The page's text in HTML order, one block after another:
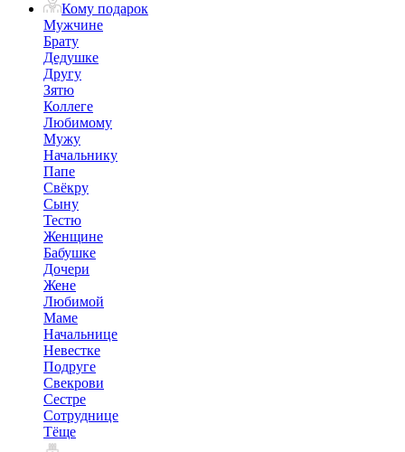
Кому подарок
Мужчине
Брату
Дедушке
Другу
Зятю
Коллеге
Любимому
Мужу
Начальнику
Папе
Свёкру
Сыну
Тестю
Женщине
Бабушке
Дочери
Жене
Любимой
Маме
Начальнице
Невестке
Подруге
Свекрови
Сестре
Сотруднице
Тёще